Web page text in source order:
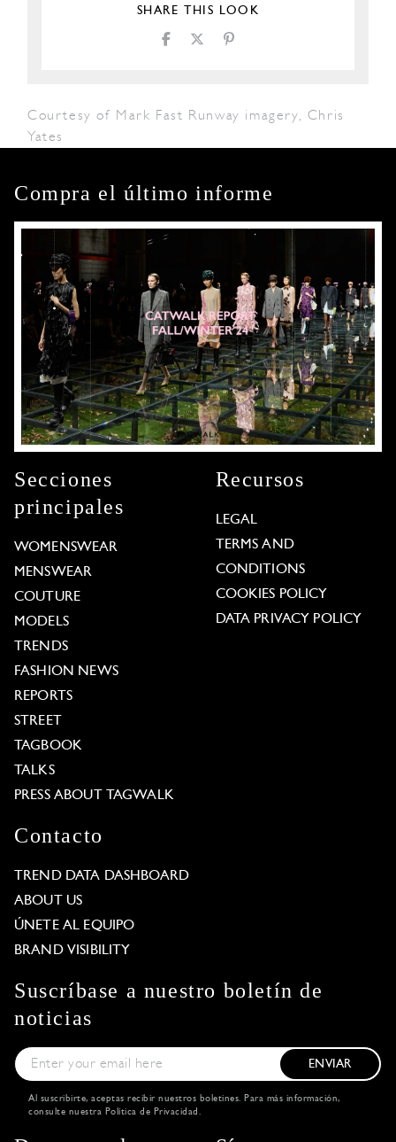
SHARE THIS LOOK
Courtesy of Mark Fast Runway imagery, Chris
Yates
Compra el último informe
Secciones
principales
WOMENSWEAR
MENSWEAR
COUTURE
MODELS
TRENDS
FASHION NEWS
REPORTS
STREET
TAGBOOK
TALKS
PRESS ABOUT TAGWALK
Recursos
LEGAL
TERMS AND
CONDITIONS
COOKIES POLICY
DATA PRIVACY POLICY
Contacto
TREND DATA DASHBOARD
ABOUT US
ÚNETE AL EQUIPO
BRAND VISIBILITY
Suscríbase a nuestro boletín de
noticias
ENVIAR
Al suscribirte, aceptas recibir nuestros boletines. Para más información,
consulte nuestra Política de Privacidad .